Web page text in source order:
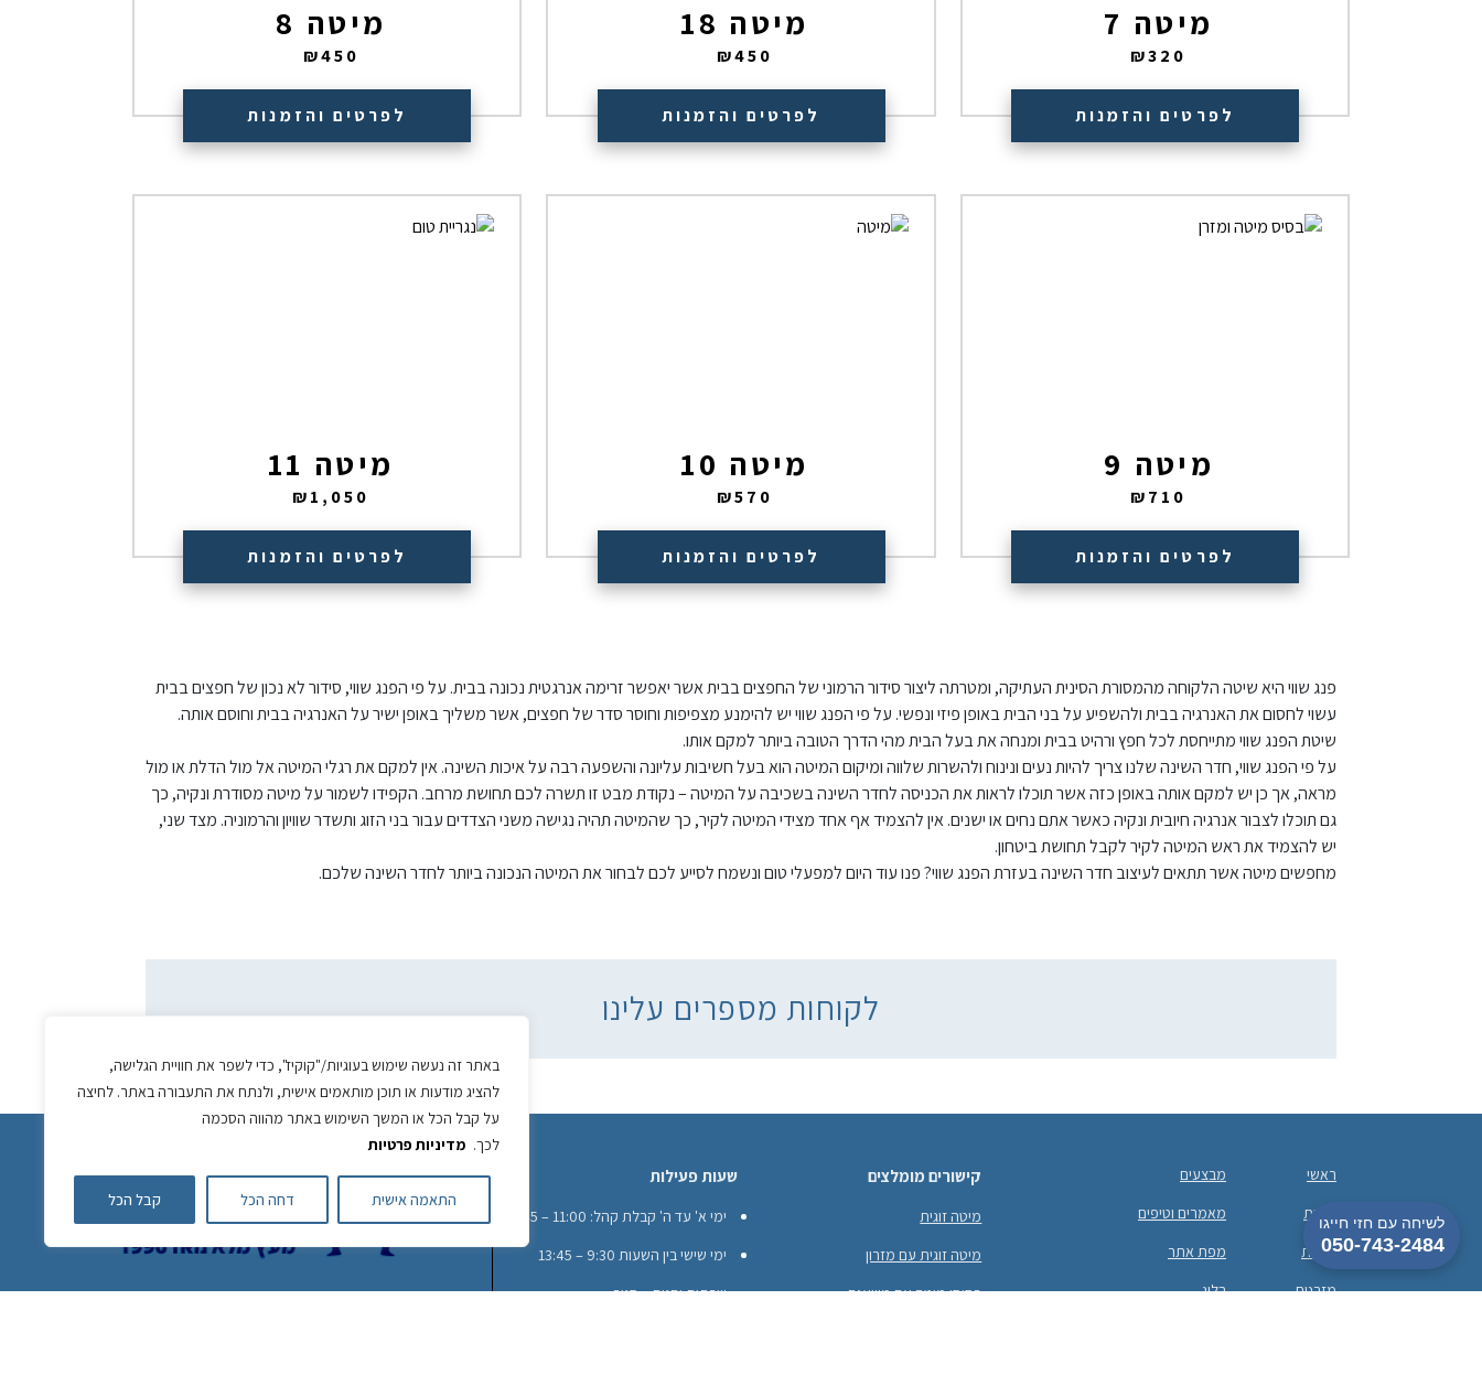
באתר זה נעשה שימוש בעוגיות/"קוקיז", כדי לשפר את חוויית הגלישה,
להציג מודעות או תוכן מותאמים אישית, ולנתח את התעבורה באתר. לחיצה
על קבל הכל או המשך השימוש באתר מהווה הסכמה
לכך. מדיניות פרטיות
התאמה אישית דחה הכל קבל הכל
מיטה 7
₪320
לפרטים והזמנות
מיטה 18
₪450
לפרטים והזמנות
מיטה 8
₪450
לפרטים והזמנות
מיטה 9
₪710
לפרטים והזמנות
מיטה 10
₪570
לפרטים והזמנות
מיטה 11
₪1,050
לפרטים והזמנות
פנג שווי היא שיטה הלקוחה מהמסורת הסינית העתיקה, ומטרתה ליצור סידור הרמוני של החפצים בבית אשר יאפשר זרימה אנרגטית נכונה בבית. על פי הפנג שווי, סידור לא נכון של חפצים בבית
עשוי לחסום את האנרגיה בבית ולהשפיע על בני הבית באופן פיזי ונפשי. על פי הפנג שווי יש להימנע מצפיפות וחוסר סדר של חפצים, אשר משליך באופן ישיר על האנרגיה בבית וחוסם אותה.
שיטת הפנג שווי מתייחסת לכל חפץ ורהיט בבית ומנחה את בעל הבית מהי הדרך הטובה ביותר למקם אותו.
על פי הפנג שווי, חדר השינה שלנו צריך להיות נעים ונינוח ולהשרות שלווה ומיקום המיטה הוא בעל חשיבות עליונה והשפעה רבה על איכות השינה. אין למקם את רגלי המיטה אל מול הדלת או מול
מראה, אך כן יש למקם אותה באופן כזה אשר תוכלו לראות את הכניסה לחדר השינה בשכיבה על המיטה – נקודת מבט זו תשרה לכם תחושת מרחב. הקפידו לשמור על מיטה מסודרת ונקיה, כך
גם תוכלו לצבור אנרגיה חיובית ונקיה כאשר אתם נחים או ישנים. אין להצמיד אף אחד מצידי המיטה לקיר, כך שהמיטה תהיה נגישה משני הצדדים עבור בני הזוג ותשדר שוויון והרמוניה. מצד שני,
יש להצמיד את ראש המיטה לקיר לקבל תחושת ביטחון.
מחפשים מיטה אשר תתאים לעיצוב חדר השינה בעזרת הפנג שווי? פנו עוד היום למפעלי טום ונשמח לסייע לכם לבחור את המיטה הנכונה ביותר לחדר השינה שלכם.
לקוחות מספרים עלינו
ראשי
אודות
מיטות
מזרנים
מבצעים
מאמרים וטיפים
מפת אתר
בלוג
קישורים מומלצים
מיטה זוגית
מיטה זוגית עם מזרון
בסיסי מיטה עם משענת
שעות פעילות
ימי א' עד ה' קבלת קהל: 11:00 – 18:45
ימי שישי בין השעות 9:30 – 13:45
שבתות וחגים – סגור
כתובתינו: יוחנן הסנדלר 22, כפר סבא
לשיחה עם חזי חייגו
050-743-2484